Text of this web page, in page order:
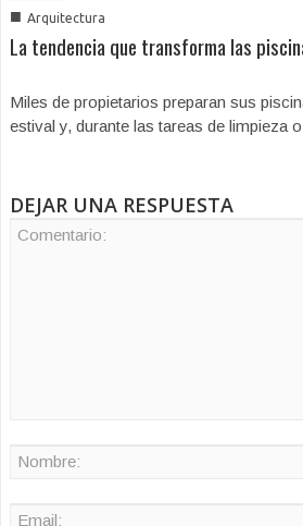
■ Arquitectura
La tendencia que transforma las
Miles de propietarios preparan sus
estival y, durante las tareas de limpieza
DEJAR UNA RESPUESTA